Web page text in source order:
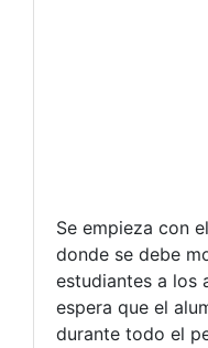
Se empieza con
donde se debe
estudiantes a los
espera que el
durante todo el